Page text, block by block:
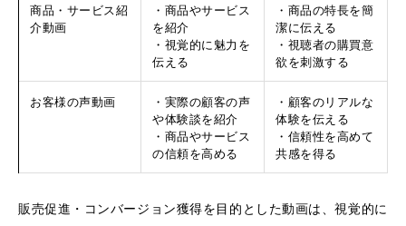
商品・サービス紹
介動画
・商品やサービス
を紹介
・視覚的に魅力を
伝える
・商品の特長を簡
潔に伝える
・視聴者の購買意
欲を刺激する
お客様の声動画
・実際の顧客の声
や体験談を紹介
・商品やサービス
の信頼を高める
・顧客のリアルな
体験を伝える
・信頼性を高めて
共感を得る
販売促進・コンバージョン獲得を目的とした動画は、視覚的に